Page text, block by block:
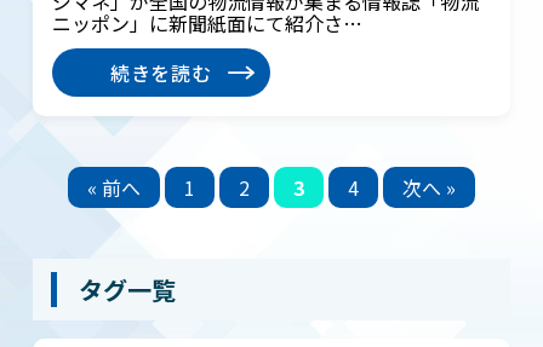
ニッポン」に新聞紙面にて紹介さ…
続きを読む
« 前へ 1 2 3 4 次へ »
タグ一覧